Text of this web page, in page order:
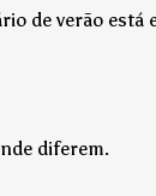
de verão está
diferem.